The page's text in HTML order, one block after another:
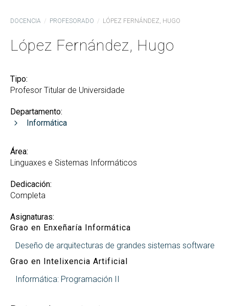
DOCENCIA PROFESORADO LÓPEZ FERNÁNDEZ, HUGO
López Fernández, Hugo
Tipo:
Profesor Titular de Universidade
Departamento:
Informática
Área:
Linguaxes e Sistemas Informáticos
Dedicación:
Completa
Asignaturas:
Grao en Enxeñaría Informática
Deseño de arquitecturas de grandes sistemas software
Grao en Intelixencia Artificial
Informática: Programación II